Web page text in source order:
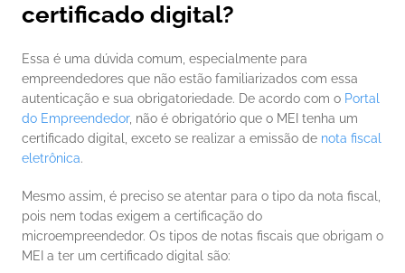
certificado digital?
Essa é uma dúvida comum, especialmente para
empreendedores que não estão familiarizados com essa
autenticação e sua obrigatoriedade. De acordo com o Portal
do Empreendedor, não é obrigatório que o MEI tenha um
certificado digital, exceto se realizar a emissão de nota fiscal
eletrônica.
Mesmo assim, é preciso se atentar para o tipo da nota fiscal,
pois nem todas exigem a certificação do
microempreendedor. Os tipos de notas fiscais que obrigam o
MEI a ter um certificado digital são: